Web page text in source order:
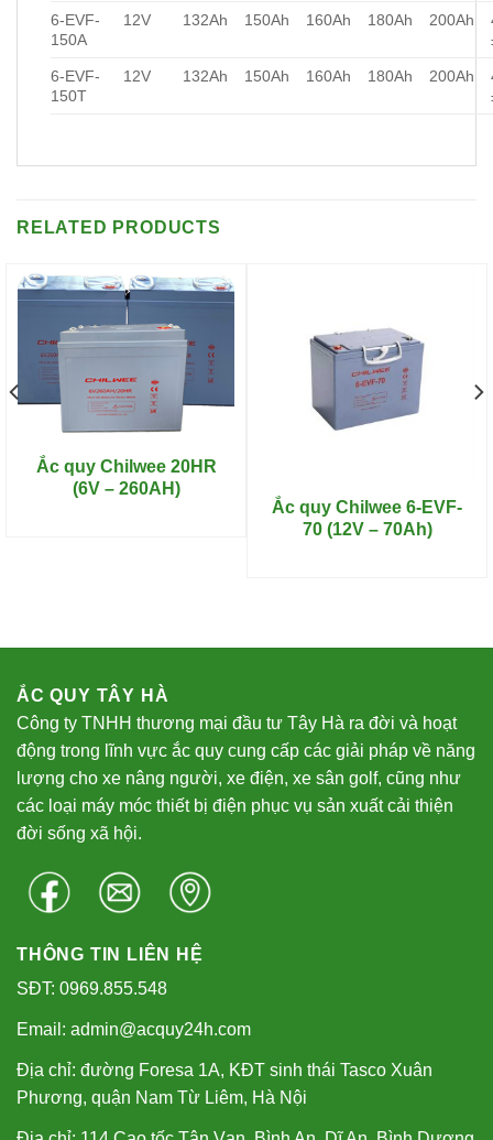
6-EVF-
150A
12V 132Ah 150Ah 160Ah 180Ah 200Ah
6-EVF-
150T
12V 132Ah 150Ah 160Ah 180Ah 200Ah
RELATED PRODUCTS
Ắc quy Chilwee 20HR
(6V – 260AH)
Ắc quy Chilwee 6-EVF-
70 (12V – 70Ah)
ẮC QUY TÂY HÀ
Công ty TNHH thương mại đầu tư Tây Hà ra đời và hoạt
động trong lĩnh vực ắc quy cung cấp các giải pháp về năng
lượng cho xe nâng người, xe điện, xe sân golf, cũng như
các loại máy móc thiết bị điện phục vụ sản xuất cải thiện
đời sống xã hội.
THÔNG TIN LIÊN HỆ
SĐT: 0969.855.548
Email: admin@acquy24h.com
Địa chỉ: đường Foresa 1A, KĐT sinh thái Tasco Xuân
Phương, quận Nam Từ Liêm, Hà Nội